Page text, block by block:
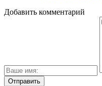
Добавить комментарий